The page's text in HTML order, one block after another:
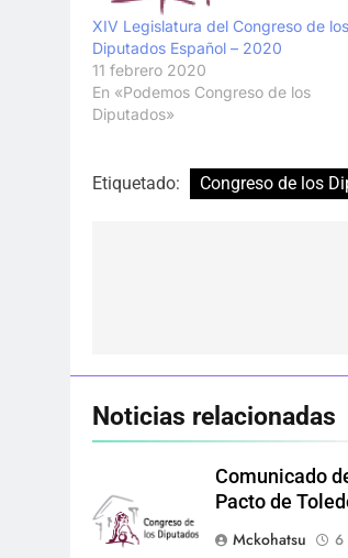
XIV Legislatura del Congreso de los
Diputados Español – 2020
11 febrero 2020
En «Podemos Congreso de los
Diputados»
Etiquetado: Congreso de los
Noticias relacionadas
Comunicado
Pacto de
Mckohatsu
6